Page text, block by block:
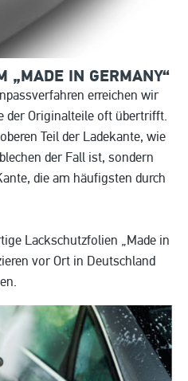
„MADE IN GERMANY“
erreichen wir
der Originalteile oft übertrifft.
Teil der Ladekante, wie
der Fall ist, sondern
die am häufigsten durch
Lackschutzfolien „Made in
vor Ort in Deutschland